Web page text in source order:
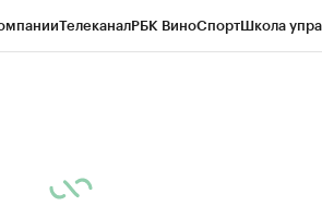
ТелеканалРБК ВиноСпортШкола